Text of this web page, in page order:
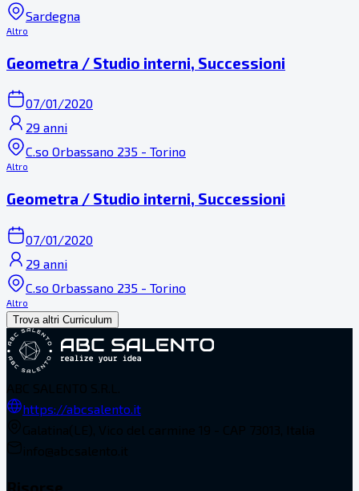
Sardegna
Altro
Geometra / Studio interni, Successioni
07/01/2020
29 anni
C.so Orbassano 235 - Torino
Altro
Geometra / Studio interni, Successioni
07/01/2020
29 anni
C.so Orbassano 235 - Torino
Altro
Trova altri Curriculum
https://abcsalento.it